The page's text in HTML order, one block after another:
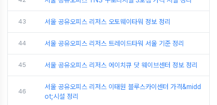
43 서울 공유오피스 리저스 오토웨이타워 정보 정리
44 서울 공유오피스 리저스 트레이드타워 서울 기준 정리
45 서울 공유오피스 리저스 에이치큐 닷 웨이브센터 정보 정리
46
서울 공유오피스 리저스 이태원 블루스카이센터 가격&midd
ot;시설 정리